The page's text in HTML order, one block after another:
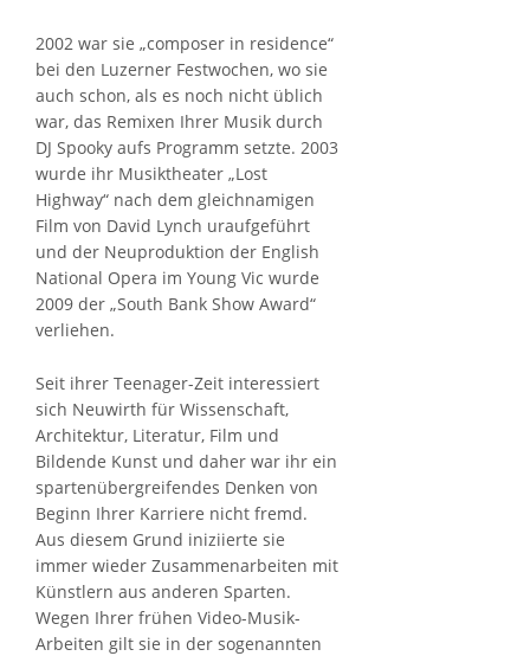
2002 war sie „composer in residence“
bei den Luzerner Festwochen, wo sie
auch schon, als es noch nicht üblich
war, das Remixen Ihrer Musik durch
DJ Spooky aufs Programm setzte. 2003
wurde ihr Musiktheater „Lost
Highway“ nach dem gleichnamigen
Film von David Lynch uraufgeführt
und der Neuproduktion der English
National Opera im Young Vic wurde
2009 der „South Bank Show Award“
verliehen.
Seit ihrer Teenager-Zeit interessiert
sich Neuwirth für Wissenschaft,
Architektur, Literatur, Film und
Bildende Kunst und daher war ihr ein
spartenübergreifendes Denken von
Beginn Ihrer Karriere nicht fremd.
Aus diesem Grund iniziierte sie
immer wieder Zusammenarbeiten mit
Künstlern aus anderen Sparten.
Wegen Ihrer frühen Video-Musik-
Arbeiten gilt sie in der sogenannten